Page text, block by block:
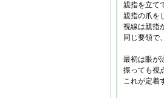
親指を立て
親指の爪を
視線は親指
同じ要領で
最初は眼が
振っても視
これが定着